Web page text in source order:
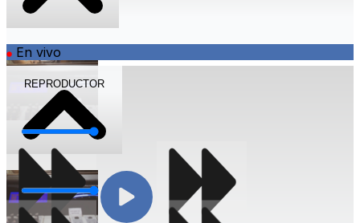
En vivo
Volumen
REPRODUCTOR
Volumen